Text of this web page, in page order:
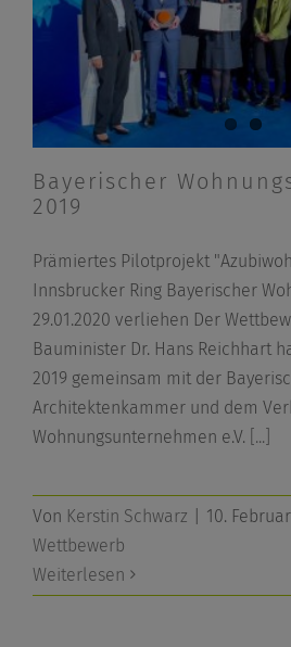
Bayerischer
2019
Prämiertes Pilotprojekt
Innsbrucker Ring Bayerischer
29.01.2020 verliehen Der
Bauminister Dr. Hans Reichhart
2019 gemeinsam mit der
Architektenkammer und dem
Wohnungsunternehmen e.V. [...]
Von Kerstin Schwarz 10.
Wettbewerb
Weiterlesen